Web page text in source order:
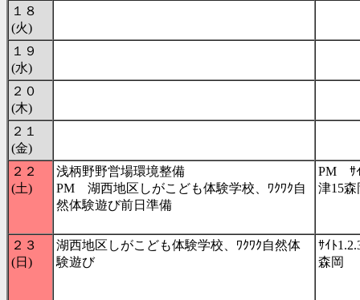
１８
(火)
１９
(水)
２０
(木)
２１
(金)
２２
(土)
浅柄野野営場環境整備
PM 湖西地区しがこども体験学校、ﾜｸﾜｸ自
然体験遊び前日準備
PM ｻｲ
津15森
２３
(日)
湖西地区しがこども体験学校、ﾜｸﾜｸ自然体
験遊び
ｻｲﾄ
森岡